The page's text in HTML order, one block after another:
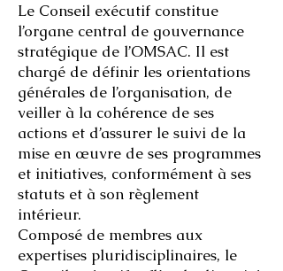
Le Conseil exécutif constitue
l’organe central de gouvernance
stratégique de l’OMSAC. Il est
chargé de définir les orientations
générales de l’organisation, de
veiller à la cohérence de ses
actions et d’assurer le suivi de la
mise en œuvre de ses programmes
et initiatives, conformément à ses
statuts et à son règlement
intérieur.
Composé de membres aux
expertises pluridisciplinaires, le